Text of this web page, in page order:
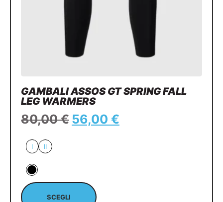
GAMBALI ASSOS GT SPRING FALL
LEG WARMERS
80,00€ 56,00 €
I II
SCEGLI